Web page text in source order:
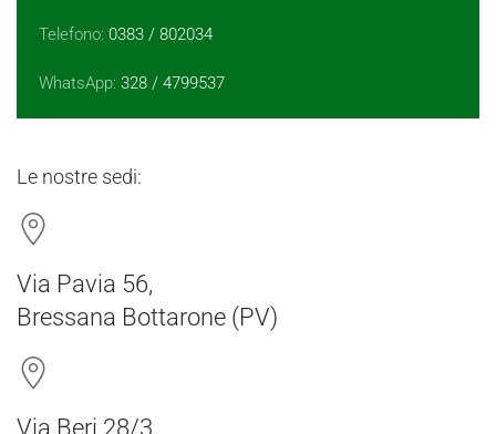
Telefono: 0383 / 802034
WhatsApp: 328 / 4799537
Le nostre sedi:
Via Pavia 56,
Bressana Bottarone (PV)
Via Beri 28/3,